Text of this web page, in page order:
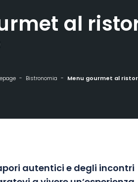
al
Bistronomia Menu gourmet al
autentici e degli incontri